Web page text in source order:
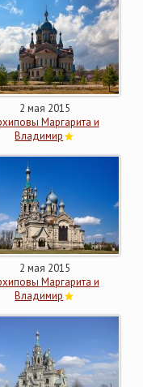
2 мая 2015
Маргарита и
Владимир
2 мая 2015
Маргарита и
Владимир